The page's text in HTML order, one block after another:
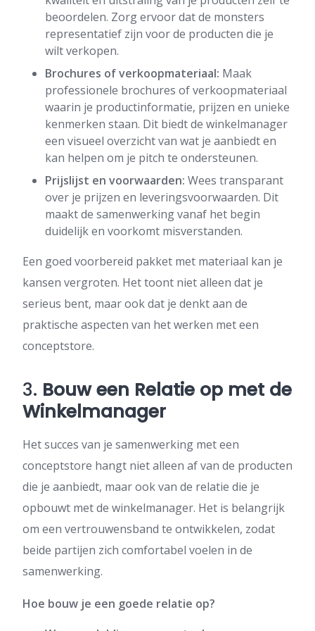
beoordelen. Zorg ervoor dat de monsters
representatief zijn voor de producten die je
wilt verkopen.
Brochures of verkoopmateriaal: Maak
professionele brochures of verkoopmateriaal
waarin je productinformatie, prijzen en unieke
kenmerken staan. Dit biedt de winkelmanager
een visueel overzicht van wat je aanbiedt en
kan helpen om je pitch te ondersteunen.
Prijslijst en voorwaarden: Wees transparant
over je prijzen en leveringsvoorwaarden. Dit
maakt de samenwerking vanaf het begin
duidelijk en voorkomt misverstanden.
Een goed voorbereid pakket met materiaal kan je
kansen vergroten. Het toont niet alleen dat je
serieus bent, maar ook dat je denkt aan de
praktische aspecten van het werken met een
conceptstore.
3. Bouw een Relatie op met de
Winkelmanager
Het succes van je samenwerking met een
conceptstore hangt niet alleen af van de producten
die je aanbiedt, maar ook van de relatie die je
opbouwt met de winkelmanager. Het is belangrijk
om een vertrouwensband te ontwikkelen, zodat
beide partijen zich comfortabel voelen in de
samenwerking.
Hoe bouw je een goede relatie op?